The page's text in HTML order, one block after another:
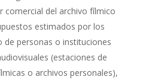
comercial del archivo fílmico
estimados por los
de personas o instituciones
(estaciones de
o archivos personales),